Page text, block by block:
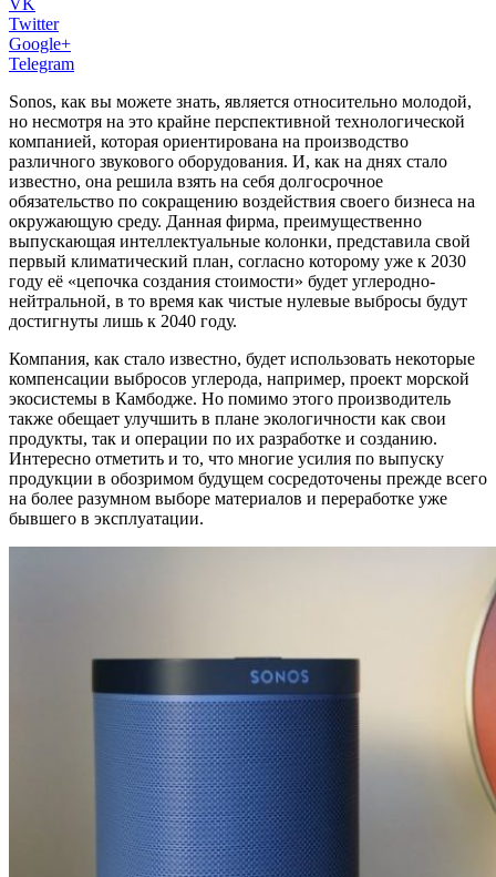
Twitter
Google+
Telegram
Sonos, как вы можете знать, является относительно молодой,
но несмотря на это крайне перспективной технологической
компанией, которая ориентирована на производство
различного звукового оборудования. И, как на днях стало
известно, она решила взять на себя долгосрочное
обязательство по сокращению воздействия своего бизнеса на
окружающую среду. Данная фирма, преимущественно
выпускающая интеллектуальные колонки, представила свой
первый климатический план, согласно которому уже к 2030
году её «цепочка создания стоимости» будет углеродно-
нейтральной, в то время как чистые нулевые выбросы будут
достигнуты лишь к 2040 году.
Компания, как стало известно, будет использовать некоторые
компенсации выбросов углерода, например, проект морской
экосистемы в Камбодже. Но помимо этого производитель
также обещает улучшить в плане экологичности как свои
продукты, так и операции по их разработке и созданию.
Интересно отметить и то, что многие усилия по выпуску
продукции в обозримом будущем сосредоточены прежде всего
на более разумном выборе материалов и переработке уже
бывшего в эксплуатации.